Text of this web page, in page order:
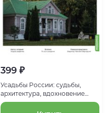
399 ₽
Усадьбы России: судьбы,
архитектура, вдохновение
№32, Усадьба Вернадовка